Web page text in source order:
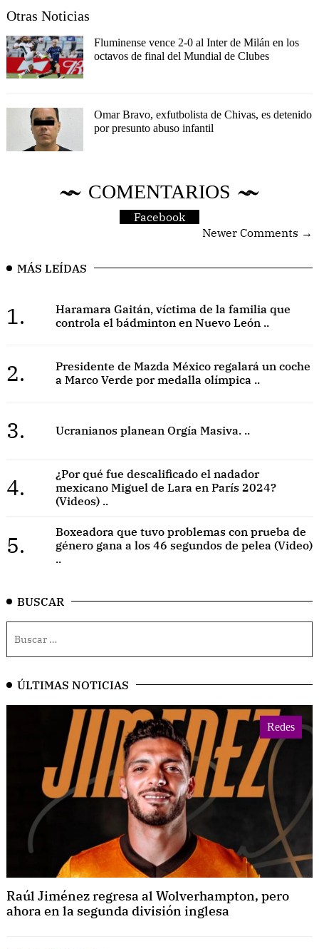
Otras Noticias
Fluminense vence 2-0 al Inter de Milán en los
octavos de final del Mundial de Clubes
Omar Bravo, exfutbolista de Chivas, es detenido
por presunto abuso infantil
COMENTARIOS
Facebook
Newer Comments →
MÁS LEÍDAS
1.
Haramara Gaitán, víctima de la familia que
controla el bádminton en Nuevo León ..
2.
Presidente de Mazda México regalará un coche
a Marco Verde por medalla olímpica ..
3. Ucranianos planean Orgía Masiva. ..
4.
¿Por qué fue descalificado el nadador
mexicano Miguel de Lara en París 2024?
(Videos) ..
5.
Boxeadora que tuvo problemas con prueba de
género gana a los 46 segundos de pelea (Video)
..
BUSCAR
ÚLTIMAS NOTICIAS
Redes
Raúl Jiménez regresa al Wolverhampton, pero
ahora en la segunda división inglesa